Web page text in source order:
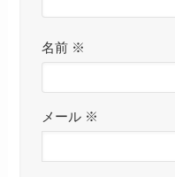
名前 ※
メール ※